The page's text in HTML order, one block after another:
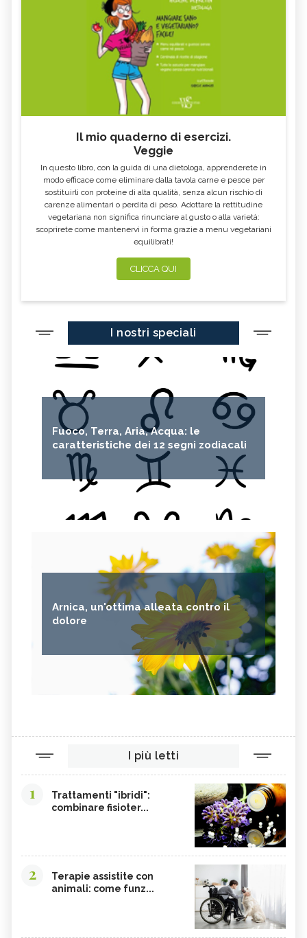
Il mio quaderno di esercizi.
Veggie
In questo libro, con la guida di una dietologa, apprenderete in
modo efficace come eliminare dalla tavola carne e pesce per
sostituirli con proteine di alta qualità, senza alcun rischio di
carenze alimentari o perdita di peso. Adottare la rettitudine
vegetariana non significa rinunciare al gusto o alla varietà:
scoprirete come mantenervi in forma grazie a menu vegetariani
equilibrati!
CLICCA QUI
I nostri speciali
Fuoco, Terra, Aria, Acqua: le
caratteristiche dei 12 segni zodiacali
Arnica, un'ottima alleata contro il
dolore
I più letti
1
Trattamenti "ibridi":
combinare fisioter...
2
Terapie assistite con
animali: come funz...